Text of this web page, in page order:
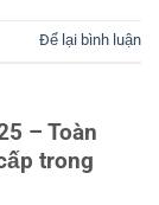
Để lại bình luận
– Toàn
trong